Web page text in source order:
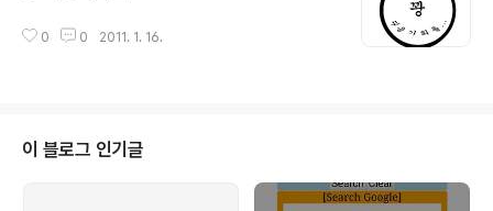
0 0 2011. 1. 16.
이 블로그 인기글